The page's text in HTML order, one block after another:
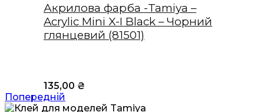
Акрилова фарба -Tamiya –
Acrylic Mini X-I Black – Чорний
глянцевий (81501)
135,00 ₴
Попередній